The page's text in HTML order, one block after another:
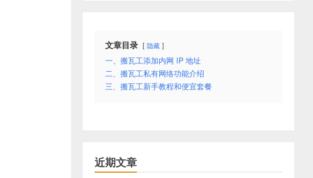
文章目录 隐藏
一、搬瓦工添加内网 IP 地址
二、搬瓦工私有网络功能介绍
三、搬瓦工新手教程和便宜套餐
近期文章